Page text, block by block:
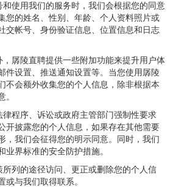
使用我们的服务时，我们会根据您的同意
您的姓名、性别、年龄、个人资料照片或
交帐号、身份验证信息、位置信息和日志
孱陵直聘提供一些附加功能来提升用户体
件设置、推送通知设置等。当您使用孱陵
不会额外收集您的个人信息，除非根据本
。
程序、诉讼或政府主管部门强制性要求
开披露您的个人信息，如果存在其他需要
，我们会征得您的明示同意。同时，我们
业界标准的安全防护措施。
列的途径访问、更正或删除您的个人信
或与我们取得联系。